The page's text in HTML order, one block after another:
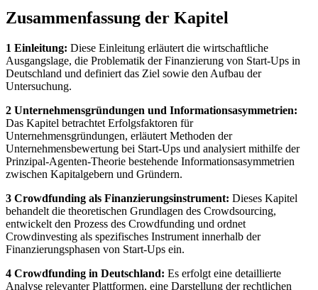
Zusammenfassung der Kapitel
1 Einleitung: Diese Einleitung erläutert die wirtschaftliche
Ausgangslage, die Problematik der Finanzierung von Start-Ups in
Deutschland und definiert das Ziel sowie den Aufbau der
Untersuchung.
2 Unternehmensgründungen und Informationsasymmetrien:
Das Kapitel betrachtet Erfolgsfaktoren für
Unternehmensgründungen, erläutert Methoden der
Unternehmensbewertung bei Start-Ups und analysiert mithilfe der
Prinzipal-Agenten-Theorie bestehende Informationsasymmetrien
zwischen Kapitalgebern und Gründern.
3 Crowdfunding als Finanzierungsinstrument: Dieses Kapitel
behandelt die theoretischen Grundlagen des Crowdsourcing,
entwickelt den Prozess des Crowdfunding und ordnet
Crowdinvesting als spezifisches Instrument innerhalb der
Finanzierungsphasen von Start-Ups ein.
4 Crowdfunding in Deutschland: Es erfolgt eine detaillierte
Analyse relevanter Plattformen, eine Darstellung der rechtlichen